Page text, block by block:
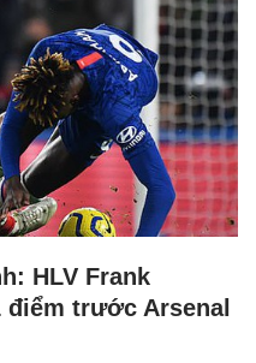
HLV Frank
trước Arsenal